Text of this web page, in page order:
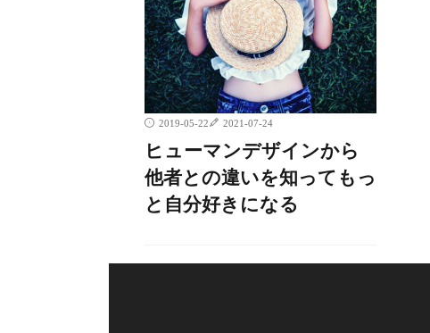
2019-05-22 2021-07-24
ヒューマンデザインから
他者との違いを知ってもっ
と自分好きになる